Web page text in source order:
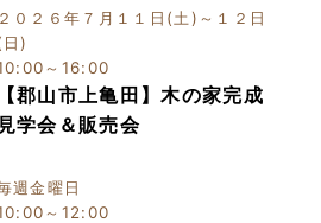
２０２６年７月１１日(土)～１２日
日)
～16:00
【郡山市上亀田】木の家完成
見学会＆販売会
週金曜日
～12:00